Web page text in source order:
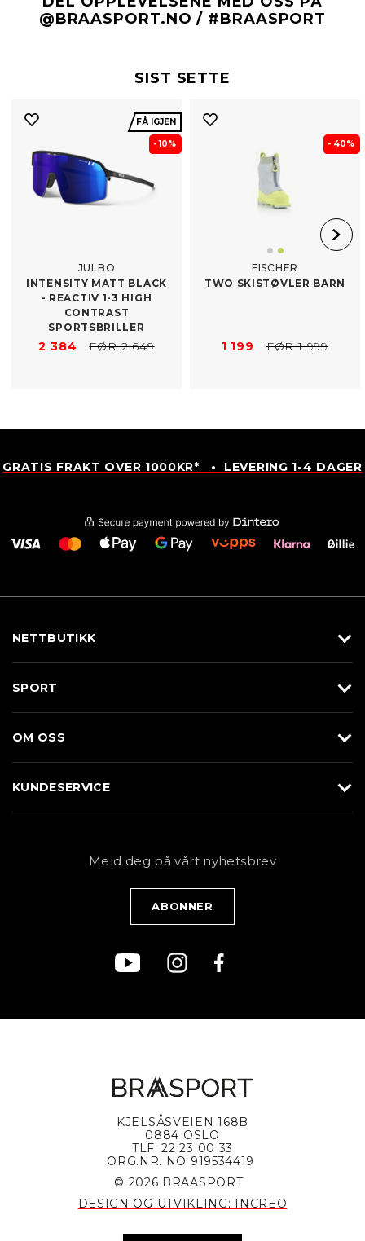
@BRAASPORT.NO / #BRAASPORT
SIST SETTE
FÅ IGJEN
- 10%
JULBO
INTENSITY MATT BLACK
-​ REACTIV 1-3 HIGH
CONTRAST
SPORTSBRILLER
2 384 FØR 2 649
- 40%
FISCHER
TWO SKISTØVLER BARN
1 199 FØR 1 999
GRATIS FRAKT OVER 1000KR* • LEVERING 1-4 DAGER
NETTBUTIKK
Sko
Merkevarer
SPORT
Løp
Sykkel
OM OSS
KUNDESERVICE
PersonvernerklæringMeld deg på vårt nyhetsbrev
KJELSÅSVEIEN 168B
0884 OSLO
TLF: 22 23 00 33
ORG.NR. NO 919534419
© 2026 BRAASPORT
DESIGN OG UTVIKLING: INCREO